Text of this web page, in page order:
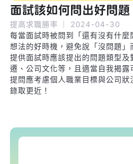
面試該如何問出好問題
提高求職勝率
2024-04-30
每當面試時被問到「還有沒有什
想法的好時機，避免說「沒問題
提供面試時應該提出的問題類型及
遷、公司文化等，且適當自我揭露
提問應考慮個人職業目標與公司
錄取更近！